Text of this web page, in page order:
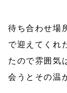
待ち合わせ場
で迎えてくれ
たので雰囲気
会うとその温